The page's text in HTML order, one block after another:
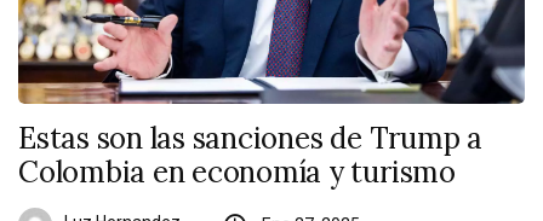
Estas son las sanciones de Trump a
Colombia en economía y turismo